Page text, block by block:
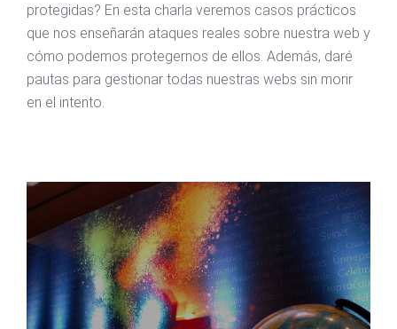
protegidas? En esta charla veremos casos prácticos
que nos enseñarán ataques reales sobre nuestra web y
cómo podemos protegernos de ellos. Además, daré
pautas para gestionar todas nuestras webs sin morir
en el intento.